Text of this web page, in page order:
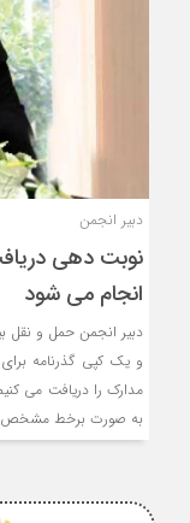
دبیر انجمن
نوبت دهی
انجام می شود
دبیر انجمن حمل و نقل
و یک کپی گذرنامه برای
مدارک را دریافت می‌
به صورت برخط